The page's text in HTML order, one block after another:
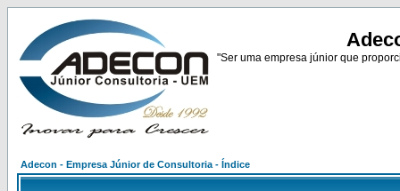
"Ser uma empresa júnior que
Adecon - Empresa Júnior de Consultoria - Índice